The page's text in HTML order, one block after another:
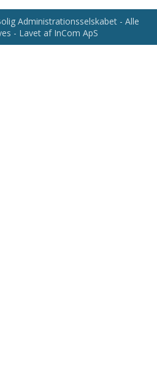
Administrationsselskabet - Alle
- Lavet af InCom ApS